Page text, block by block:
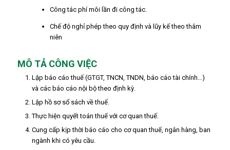
Công tác phí môi lần đi công tác.
Chế độ nghỉ phép theo quy định và lũy kế theo thâm
niên
MÔ TẢ CÔNG VIỆC
Lập báo cáo thuế (GTGT, TNCN, TNDN, báo cáo tài chính…)
và các báo cáo nội bộ theo định kỳ.
Lập hồ sơ sổ sách về thuế.
Thực hiện quyết toán thuế với cơ quan thuế.
Cung cấp kịp thời báo cáo cho cơ quan thuế, ngân hàng, ban
ngành khi có yêu cầu.